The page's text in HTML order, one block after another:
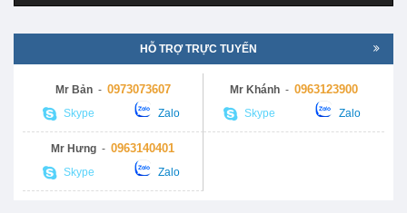
HỖ TRỢ TRỰC TUYẾN
Mr Bản- 0973073607
Skype Zalo
Mr Khánh - 0963123900
Skype Zalo
Mr Hưng - 0963140401
Skype Zalo